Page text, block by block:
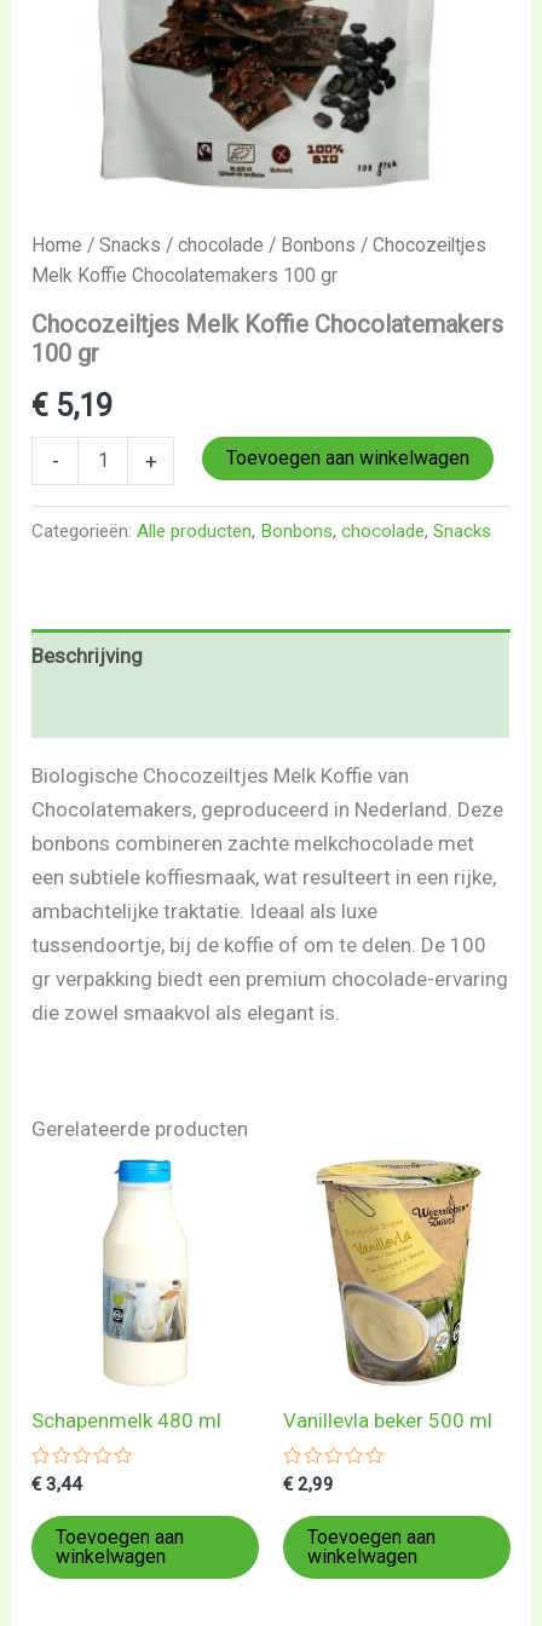
Home /Snacks /chocolade / Bonbons / Chocozeiltjes
Melk Koffie Chocolatemakers 100 gr
Chocozeiltjes Melk Koffie Chocolatemakers
100 gr
€ 5,19
- + Toevoegen aan winkelwagen
Categorieën:Alle producten, Bonbons,chocolade,Snacks
Beschrijving
Biologische Chocozeiltjes Melk Koffie van
Chocolatemakers, geproduceerd in Nederland. Deze
bonbons combineren zachte melkchocolade met
een subtiele koffiesmaak, wat resulteert in een rijke,
ambachtelijke traktatie. Ideaal als luxe
tussendoortje, bij de koffie of om te delen. De 100
gr verpakking biedt een premium chocolade-ervaring
die zowel smaakvol als elegant is.
Gerelateerde producten
Schapenmelk 480 ml
Gewaardeerd
uit
5
€ 3,44
Toevoegen aan
winkelwagen
Vanillevla beker 500 ml
Gewaardeerd
uit
5
€ 2,99
Toevoegen aan
winkelwagen